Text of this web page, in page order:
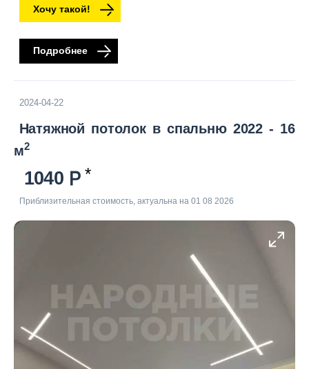
Хочу такой!
Подробнее
2024-04-22
Натяжной потолок в спальню 2022 - 16
м2
1040
Приблизительная стоимость, актуальна на 01 08 2026